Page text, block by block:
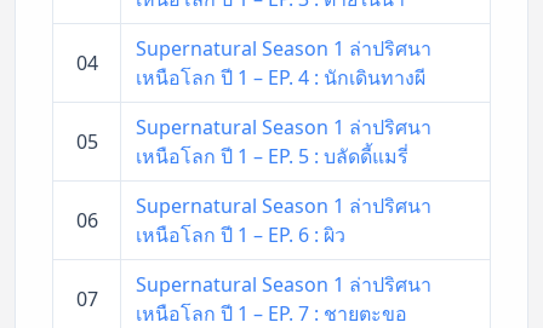
04
Supernatural Season 1 ล่าปริศนา
เหนือโลก ปี 1 – EP. 4 : นักเดินทางผี
05
Supernatural Season 1 ล่าปริศนา
เหนือโลก ปี 1 – EP. 5 : บลัดดี้แมรี่
06
Supernatural Season 1 ล่าปริศนา
เหนือโลก ปี 1 – EP. 6 : ผิว
07
Supernatural Season 1 ล่าปริศนา
เหนือโลก ปี 1 – EP. 7 : ชายตะขอ